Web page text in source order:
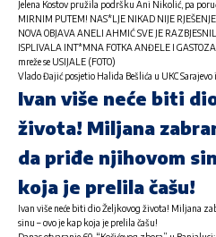
Jelena Kostov pružila podršku Ani Nikolić, pa
MIRNIM PUTEM! NAS*LJE NIKAD NIJE
NOVA OBJAVA ANELI AHMIĆ SVE JE
ISPLIVALA INT*MNA FOTKA ANĐELE I
mreže se USIJALE (FOTO)
Vlado Đajić posjetio Halida Bešlića u UKC
Ivan više neće biti
života! Miljana
da priđe njihovom
koja je prelila čašu!
Ivan više neće biti dio Željkovog života! Miljana
sinu – ovo je kap koja je prelila čašu!